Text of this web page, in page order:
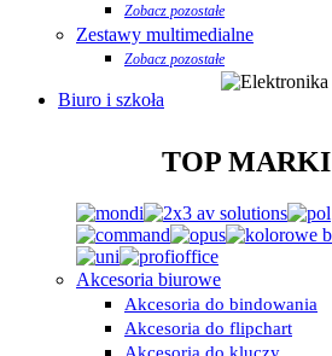
Zobacz pozostałe
Zestawy multimedialne
Zobacz pozostałe
Biuro i szkoła
TOP MARKI
Akcesoria biurowe
Akcesoria do bindowania
Akcesoria do flipchart